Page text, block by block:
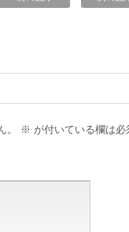
※ が付いている欄は必